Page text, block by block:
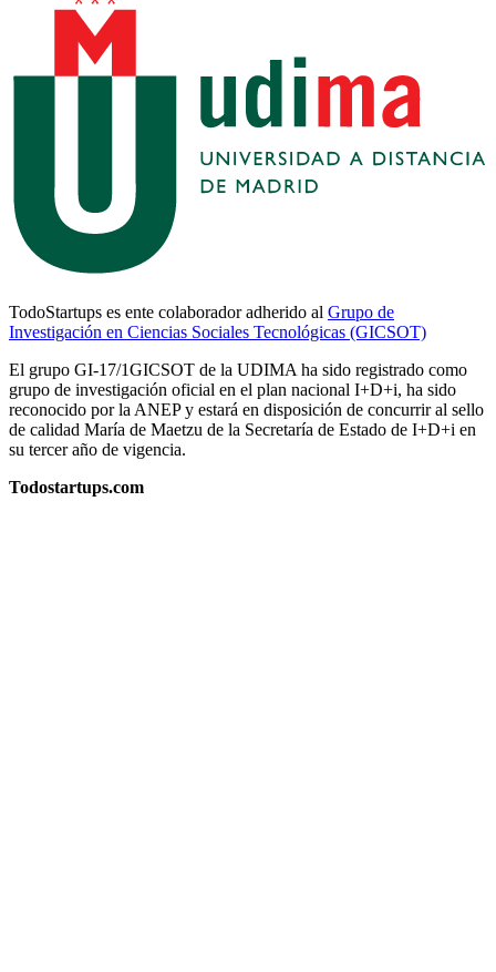
TodoStartups es ente colaborador adherido al Grupo de
Investigación en Ciencias Sociales Tecnológicas (GICSOT)
El grupo GI-17/1GICSOT de la UDIMA ha sido registrado como
grupo de investigación oficial en el plan nacional I+D+i, ha sido
reconocido por la ANEP y estará en disposición de concurrir al sello
de calidad María de Maetzu de la Secretaría de Estado de I+D+i en
su tercer año de vigencia.
Todostartups.com